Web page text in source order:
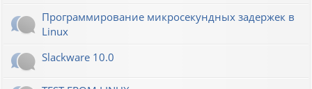
Программирование микросекундных задержек в
Linux
Slackware 10.0